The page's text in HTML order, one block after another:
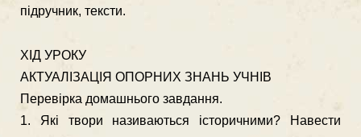
підручник, тек­сти.
ХІД УРОКУ
АКТУАЛІЗАЦІЯ ОПОРНИХ ЗНАНЬ УЧНІВ
Перевірка домашнього завдання.
1. Які твори називаються історичними? Навести